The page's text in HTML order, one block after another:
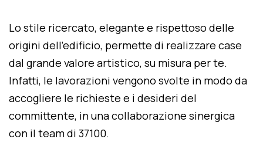
Lo stile ricercato, elegante e rispettoso delle
origini dell'edificio, permette di realizzare case
dal grande valore artistico, su misura per te.
Infatti, le lavorazioni vengono svolte in modo da
accogliere le richieste e i desideri del
committente, in una collaborazione sinergica
con il team di 37100.